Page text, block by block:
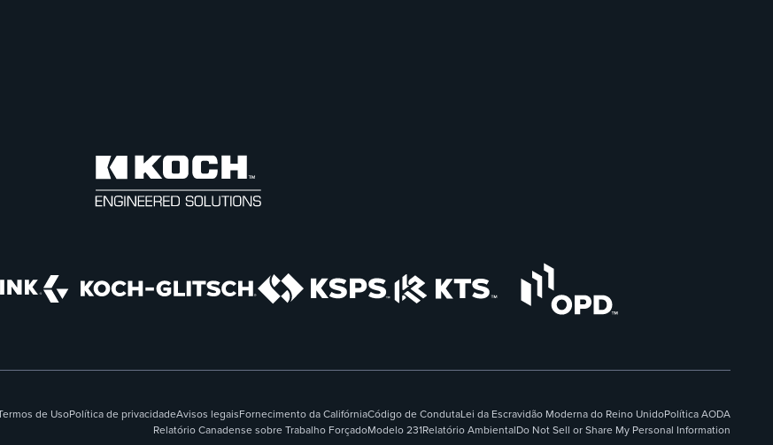
de UsoPolítica de privacidadeAvisos legaisFornecimento da CalifórniaCódigo de CondutaLei da Escravidão Moderna do Reino UnidoPolítica AODA
Relatório Canadense sobre Trabalho ForçadoModelo 231Relatório AmbientalDo Not Sell or Share My Personal Information